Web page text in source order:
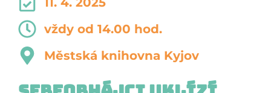
vždy od 14.00 hod.
Městská knihovna Kyjov